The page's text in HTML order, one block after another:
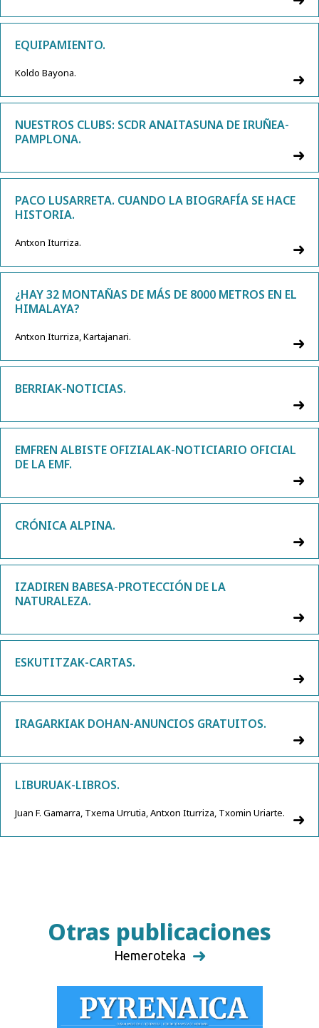
EQUIPAMIENTO.
Koldo Bayona.
NUESTROS CLUBS: SCDR ANAITASUNA DE IRUÑEA-
PAMPLONA.
PACO LUSARRETA. CUANDO LA BIOGRAFÍA SE HACE
HISTORIA.
Antxon Iturriza.
¿HAY 32 MONTAÑAS DE MÁS DE 8000 METROS EN EL
HIMALAYA?
Antxon Iturriza, Kartajanari.
BERRIAK-NOTICIAS.
EMFREN ALBISTE OFIZIALAK-NOTICIARIO OFICIAL
DE LA EMF.
CRÓNICA ALPINA.
IZADIREN BABESA-PROTECCIÓN DE LA
NATURALEZA.
ESKUTITZAK-CARTAS.
IRAGARKIAK DOHAN-ANUNCIOS GRATUITOS.
LIBURUAK-LIBROS.
Juan F. Gamarra, Txema Urrutia, Antxon Iturriza, Txomin Uriarte.
Otras publicaciones
Hemeroteka